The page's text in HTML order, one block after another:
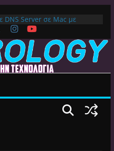
DNS Server σε Mac με
(Macbook, Mac Mini, iMac,
83% Έκπτωση στο
γιατί αξίζει
Δεν Λειτουργεί Πλέον το
File Explorer, Καθαρισμός
για Android TV /